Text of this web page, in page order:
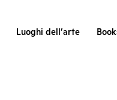
Luoghi dell’arte